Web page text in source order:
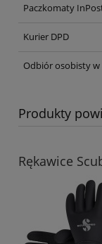
Paczkomaty
Kurier DPD
Odbiór osobisty w
Produkty
Rękawice